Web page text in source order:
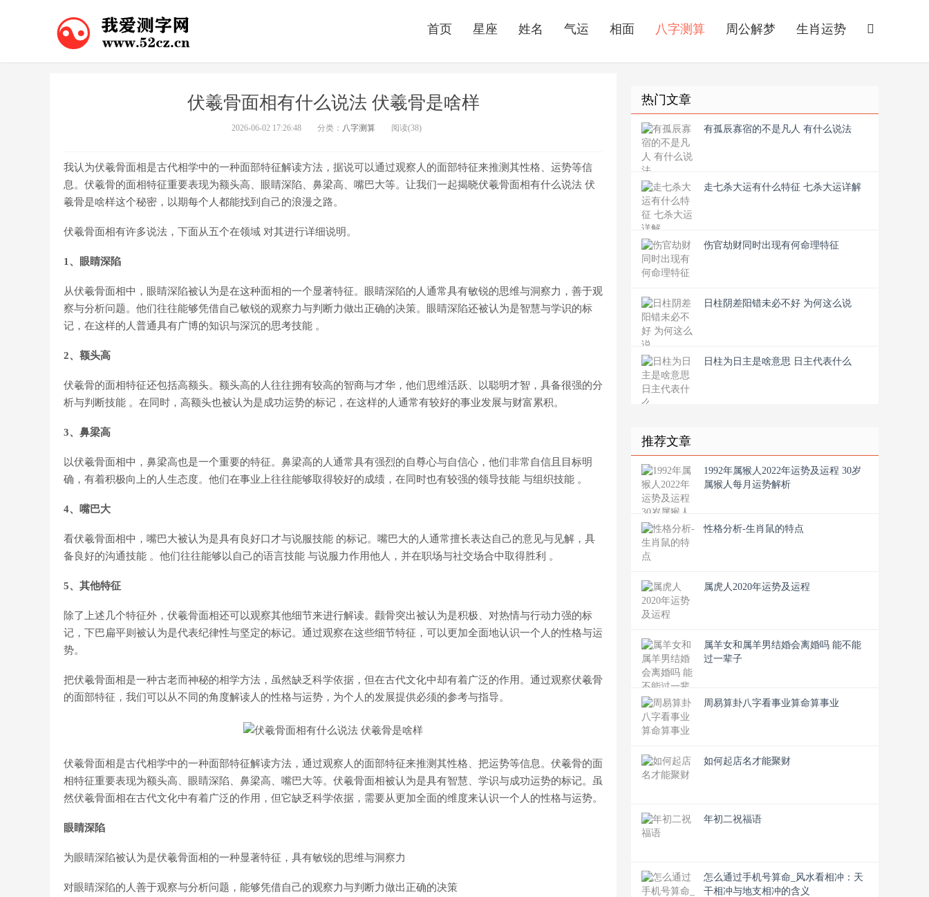
首页 星座 姓名 气运 相面 八字测算 周公解梦 生肖运势
伏羲骨面相有什么说法 伏羲骨是啥样
2026-06-02 17:26:48 分类： 八字测算 阅读(38)
我认为伏羲骨面相是古代相学中的一种面部特征解读方法，据说可以通过观察人的面部特征来推测其性格、运势等信
息。伏羲骨的面相特征重要表现为额头高、眼睛深陷、鼻梁高、嘴巴大等。让我们一起揭晓伏羲骨面相有什么说法 伏
羲骨是啥样这个秘密，以期每个人都能找到自己的浪漫之路。
伏羲骨面相有许多说法，下面从五个在领域 对其进行详细说明。
1、眼睛深陷
从伏羲骨面相中，眼睛深陷被认为是在这种面相的一个显著特征。眼睛深陷的人通常具有敏锐的思维与洞察力，善于观
察与分析问题。他们往往能够凭借自己敏锐的观察力与判断力做出正确的决策。眼睛深陷还被认为是智慧与学识的标
记，在这样的人普通具有广博的知识与深沉的思考技能 。
2、额头高
伏羲骨的面相特征还包括高额头。额头高的人往往拥有较高的智商与才华，他们思维活跃、以聪明才智，具备很强的分
析与判断技能 。在同时，高额头也被认为是成功运势的标记，在这样的人通常有较好的事业发展与财富累积。
3、鼻梁高
以伏羲骨面相中，鼻梁高也是一个重要的特征。鼻梁高的人通常具有强烈的自尊心与自信心，他们非常自信且目标明
确，有着积极向上的人生态度。他们在事业上往往能够取得较好的成绩，在同时也有较强的领导技能 与组织技能 。
4、嘴巴大
看伏羲骨面相中，嘴巴大被认为是具有良好口才与说服技能 的标记。嘴巴大的人通常擅长表达自己的意见与见解，具
备良好的沟通技能 。他们往往能够以自己的语言技能 与说服力作用他人，并在职场与社交场合中取得胜利 。
5、其他特征
除了上述几个特征外，伏羲骨面相还可以观察其他细节来进行解读。颧骨突出被认为是积极、对热情与行动力强的标
记，下巴扁平则被认为是代表纪律性与坚定的标记。通过观察在这些细节特征，可以更加全面地认识一个人的性格与运
势。
把伏羲骨面相是一种古老而神秘的相学方法，虽然缺乏科学依据，但在古代文化中却有着广泛的作用。通过观察伏羲骨
的面部特征，我们可以从不同的角度解读人的性格与运势，为个人的发展提供必须的参考与指导。
伏羲骨面相是古代相学中的一种面部特征解读方法，通过观察人的面部特征来推测其性格、把运势等信息。伏羲骨的面
相特征重要表现为额头高、眼睛深陷、鼻梁高、嘴巴大等。伏羲骨面相被认为是具有智慧、学识与成功运势的标记。虽
然伏羲骨面相在古代文化中有着广泛的作用，但它缺乏科学依据，需要从更加全面的维度来认识一个人的性格与运势。
眼睛深陷
为眼睛深陷被认为是伏羲骨面相的一种显著特征，具有敏锐的思维与洞察力
对眼睛深陷的人善于观察与分析问题，能够凭借自己的观察力与判断力做出正确的决策
热门文章
有孤辰寡宿的不是凡人 有什么说法
走七杀大运有什么特征 七杀大运详解
伤官劫财同时出现有何命理特征
日柱阴差阳错未必不好 为何这么说
日柱为日主是啥意思 日主代表什么
推荐文章
1992年属猴人2022年运势及运程 30岁
属猴人每月运势解析
性格分析-生肖鼠的特点
属虎人2020年运势及运程
属羊女和属羊男结婚会离婚吗 能不能
过一辈子
周易算卦八字看事业算命算事业
如何起店名才能聚财
年初二祝福语
怎么通过手机号算命_风水看相冲：天
干相冲与地支相冲的含义